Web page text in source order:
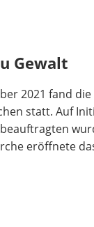
Gewalt
2021 fand
statt. Auf
eröffnete